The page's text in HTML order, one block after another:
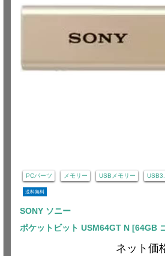
PCパーツ メモリー USBメモリー
送料無料
SONY ソニー
ポケットビット USM64GT N [64GB
ネット価